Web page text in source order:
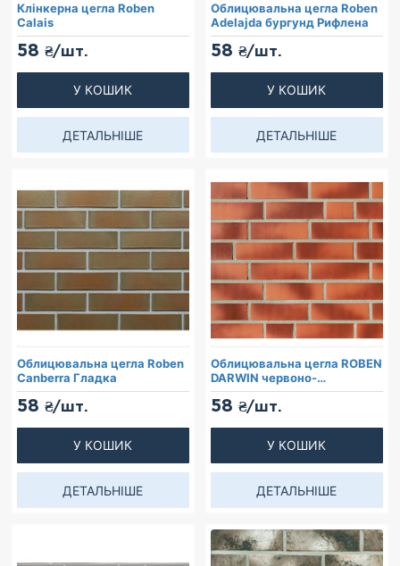
Клінкерна цегла Roben
Calais
58 ₴/шт.
У КОШИК
ДЕТАЛЬНІШЕ
Облицювальна цегла Roben
Adelajda бургунд Рифлена
58 ₴/шт.
У КОШИК
ДЕТАЛЬНІШЕ
Облицювальна цегла Roben
Canberra Гладка
58 ₴/шт.
У КОШИК
ДЕТАЛЬНІШЕ
Облицювальна цегла ROBEN
DARWIN червоно-
коричнева, гладка
58 ₴/шт.
У КОШИК
ДЕТАЛЬНІШЕ